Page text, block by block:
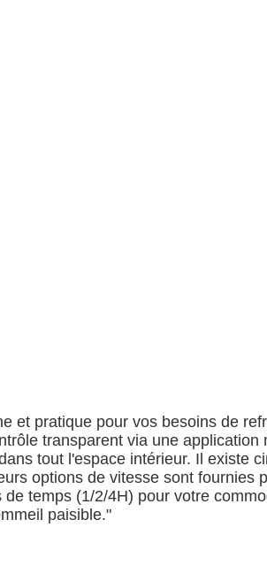
et pratique pour vos besoins de
transparent via une application
tout l'espace intérieur. Il existe
options de vitesse sont fournies
temps (1/2/4H) pour votre
paisible."